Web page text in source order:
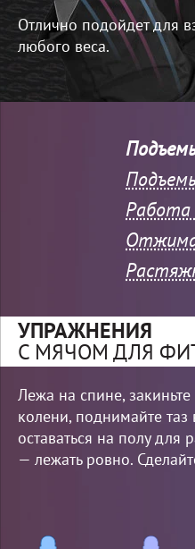
Отлично подойдет для
любого веса.
УПРАЖНЕНИЯ
С МЯЧОМ ДЛЯ
Лежа на спине,
колени, поднимайте
оставаться на полу для
— лежать ровно.
Работа